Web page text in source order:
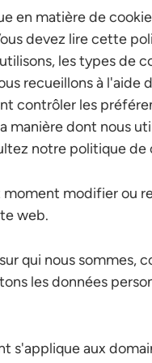
en matière de
devez lire cette
les types de
recueillons à
contrôler les
manière dont nous
notre politique
moment modifier ou
web.
qui nous
les données
s'applique aux